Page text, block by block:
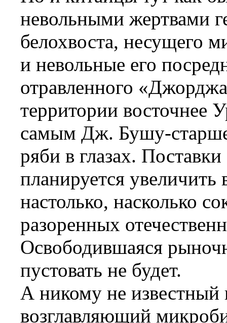
невольными жертвами
белохвоста, несущего
и невольные его
отравленного
территории восточнее
самым Дж. Бушу-
ряби в глазах.
планируется увеличить
настолько, насколько
разоренных
Освободившаяся
пустовать не будет.
А никому не известный
возглавляющий